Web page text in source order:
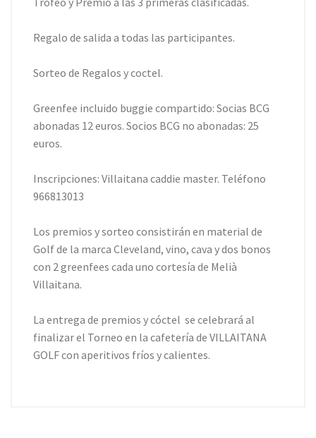
Regalo de salida a todas las participantes.
Sorteo de Regalos y coctel.
Greenfee incluido buggie compartido: Socias BCG
abonadas 12 euros. Socios BCG no abonadas: 25
euros.
Inscripciones: Villaitana caddie master. Teléfono
966813013
Los premios y sorteo consistirán en material de
Golf de la marca Cleveland, vino, cava y dos bonos
con 2 greenfees cada uno cortesía de Melià
Villaitana.
La entrega de premios y cóctel se celebrará al
finalizar el Torneo en la cafetería de VILLAITANA
GOLF con aperitivos fríos y calientes.